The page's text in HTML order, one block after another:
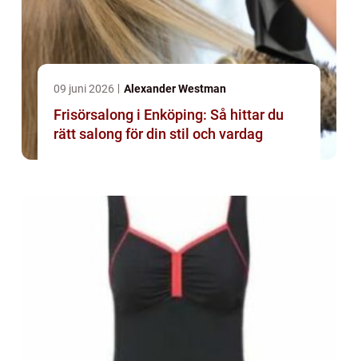
09 juni 2026 Alexander Westman
Frisörsalong i Enköping: Så hittar du
rätt salong för din stil och vardag